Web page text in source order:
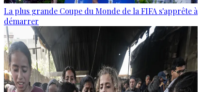
La plus grande Coupe du Monde de la FIFA s'apprête à
démarrer